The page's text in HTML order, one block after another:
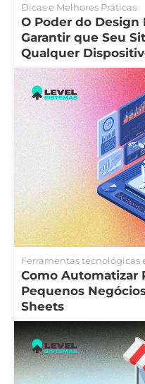
Dicas e Melhores Práticas
O Poder do Design
Garantir que Seu
Qualquer
Ferramentas tecnológicas
Como Automatizar
Pequenos
Sheets